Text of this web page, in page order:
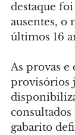
destaque
ausentes, o
últimos 16
As provas e
provisórios
consultados
gabarito